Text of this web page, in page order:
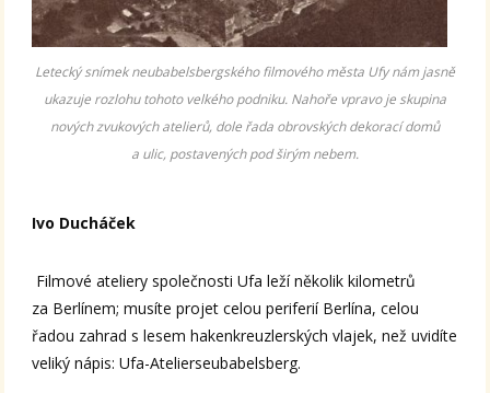
Letecký snímek neubabelsbergského filmového města Ufy nám jasně
ukazuje rozlohu tohoto velkého podniku. Nahoře vpravo je skupina
nových zvukových atelierů, dole řada obrovských dekorací domů
a ulic, postavených pod širým nebem.
Ivo Ducháček
Filmové ateliery společnosti Ufa leží několik kilometrů
za Berlínem; musíte projet celou periferií Berlína, celou
řadou zahrad s lesem hakenkreuzlerských vlajek, než uvidíte
veliký nápis: Ufa-Atelierseubabelsberg.